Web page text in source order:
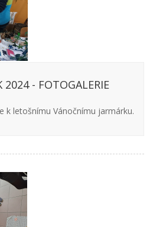
2024 - FOTOGALERIE
k letošnímu Vánočnímu jarmárku.